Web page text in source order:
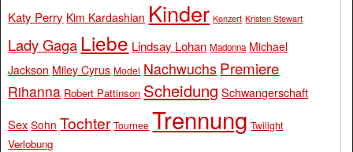
Katy Perry Kim Kardashian Kinder Konzert Kristen Stewart
Lady Gaga Liebe Lindsay Lohan Madonna Michael
Jackson Miley Cyrus Model Nachwuchs Premiere
Rihanna Robert Pattinson Scheidung Schwangerschaft
Sex Sohn Tochter Tournee Trennung Twilight
Verlobung